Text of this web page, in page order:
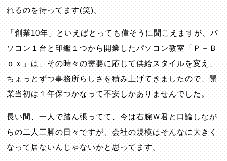
れるのを待ってます(笑)。
「創業10年」といえばとっても偉そうに聞こえますが、パ
ソコン１台と印鑑１つから開業したパソコン教室「Ｐ－Ｂ
ｏｘ」は、その時々の需要に応じて供給スタイルを変え、
ちょっとずつ事務所らしさを積み上げてきましたので、開
業当初は１年保つかなって不安しかありませんでした。
長い間、一人で踏ん張ってて、今は右腕Ｗ君と口論しなが
らの二人三脚の日々ですが、会社の規模はそんなに大きく
なって居ないんじゃないかと思ってます。